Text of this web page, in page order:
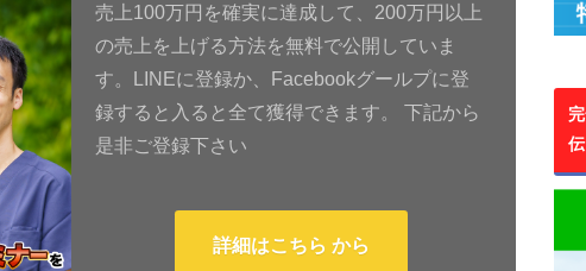
売上100万円を確実に達成して、200万円以上
の売上を上げる方法を無料で公開していま
す。LINEに登録か、Facebookグールプに登
録すると入ると全て獲得できます。 下記から
是非ご登録下さい
詳細はこちら から